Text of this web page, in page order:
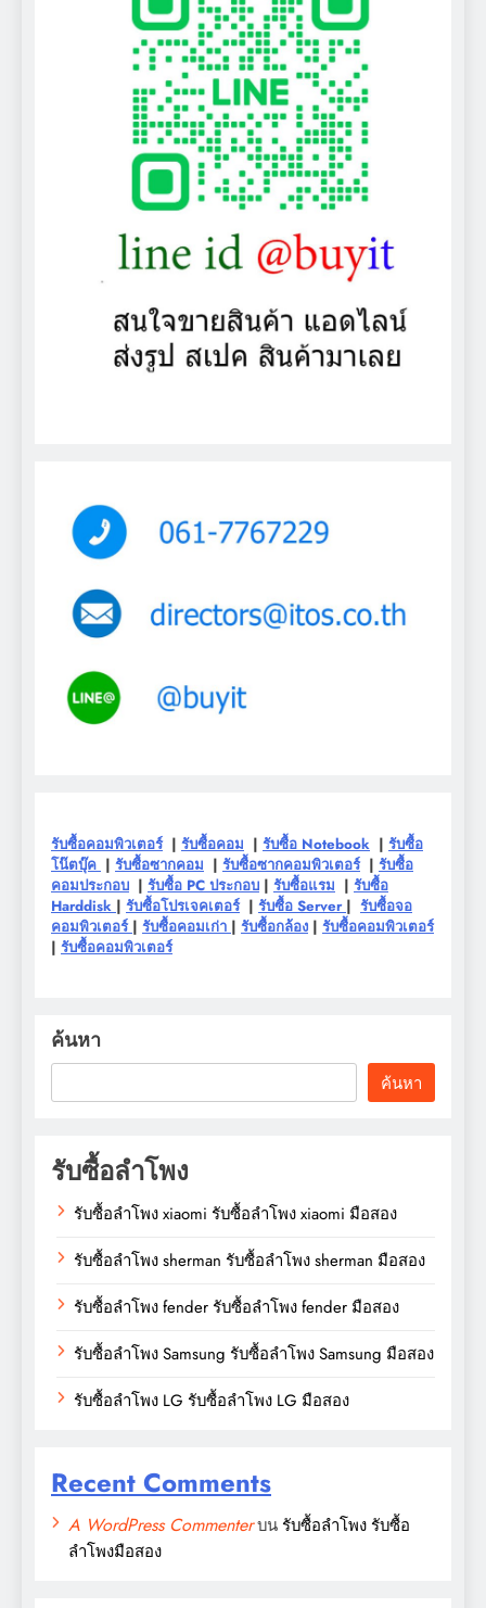
รับซื้อคอมพิวเตอร์| รับซื้อคอม | รับซื้อ Notebook | รับซื้อ
โน๊ตบุ๊ค | รับซื้อซากคอม | รับซื้อซากคอมพิวเตอร์| รับซื้อ
คอมประกอบ | รับซื้อ PC ประกอบ | รับซื้อแรม | รับซื้อ
Harddisk | รับซื้อโปรเจคเตอร์| รับซื้อ Server | รับซื้อจอ
คอมพิวเตอร์ | รับซื้อคอมเก่า | รับซื้อกล้อง | รับซื้อคอมพิวเตอร์
| รับซื้อคอมพิวเตอร์
ค้นหา
ค้นหา
รับซื้อลำโพง
รับซื้อลำโพง xiaomi รับซื้อลำโพง xiaomi มือสอง
รับซื้อลำโพง sherman รับซื้อลำโพง sherman มือสอง
รับซื้อลำโพง fender รับซื้อลำโพง fender มือสอง
รับซื้อลำโพง Samsung รับซื้อลำโพง Samsung มือสอง
รับซื้อลำโพง LG รับซื้อลำโพง LG มือสอง
Recent Comments
A WordPress Commenterบน รับซื้อลำโพง รับซื้อ
ลำโพงมือสอง